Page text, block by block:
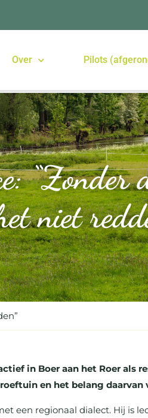
Over Pilots
“Zonder
niet
in Boer aan het Roer
en het belang
een regionaal dialect. Hij is